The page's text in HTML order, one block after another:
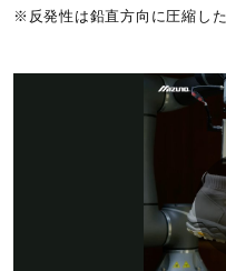
クル素材を使用。
発売シーズン
※反発性は鉛直方向に圧縮し